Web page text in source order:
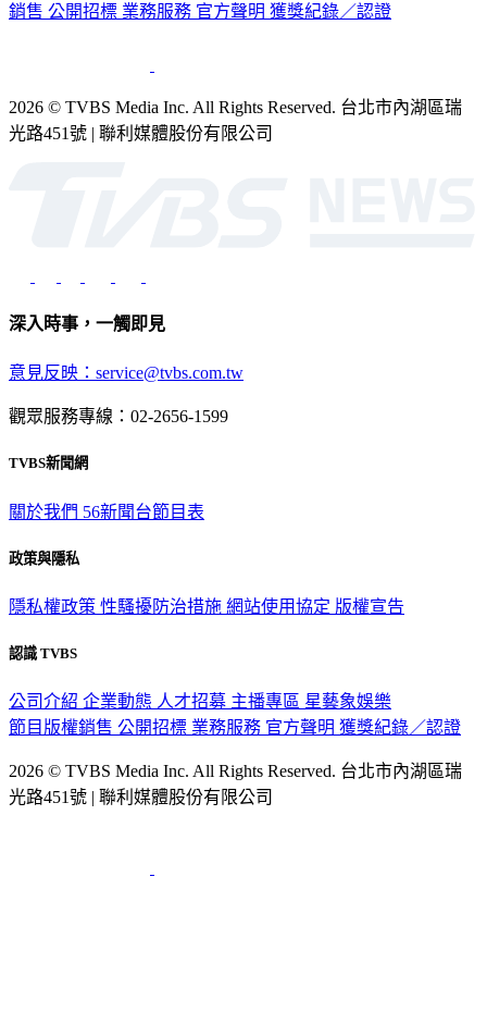
銷售 公開招標 業務服務 官方聲明 獲獎紀錄／認證
2026 © TVBS Media Inc. All Rights Reserved. 台北市內湖區瑞
光路451號 | 聯利媒體股份有限公司
深入時事，一觸即見
意見反映：service@tvbs.com.tw
觀眾服務專線：02-2656-1599
TVBS新聞網
關於我們 56新聞台節目表
政策與隱私
隱私權政策 性騷擾防治措施 網站使用協定 版權宣告
認識 TVBS
公司介紹 企業動態 人才招募 主播專區 星藝象娛樂
節目版權銷售 公開招標 業務服務 官方聲明 獲獎紀錄／認證
2026 © TVBS Media Inc. All Rights Reserved. 台北市內湖區瑞
光路451號 | 聯利媒體股份有限公司